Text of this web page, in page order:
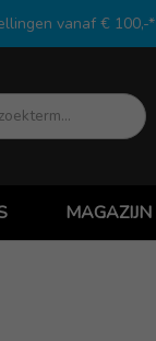
vanaf € 100,-*
MAGAZIJN